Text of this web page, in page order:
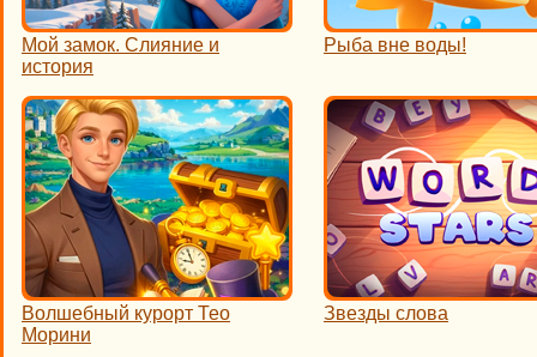
Мой замок. Слияние и
история
Рыба вне воды!
Волшебный курорт Тео
Морини
Звезды слова